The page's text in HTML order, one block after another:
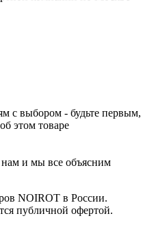
с выбором - будьте первым,
этом товаре
и мы все объясним
NOIROT в России.
публичной офертой.